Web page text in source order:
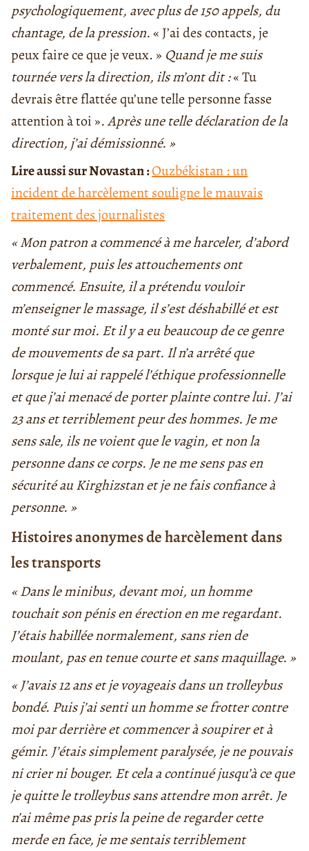
psychologiquement, avec plus de 150 appels, du
chantage, de la pression.« J’ai des contacts, je
peux faire ce que je veux. » Quand je me suis
tournée vers la direction, ils m’ont dit :« Tu
devrais être flattée qu’une telle personne fasse
attention à toi ». Après une telle déclaration de la
direction, j’ai démissionné. »
Lire aussi sur Novastan :Ouzbékistan : un
incident de harcèlement souligne le mauvais
traitement des journalistes
« Mon patron a commencé à me harceler, d’abord
verbalement, puis les attouchements ont
commencé. Ensuite, il a prétendu vouloir
m’enseigner le massage, il s’est déshabillé et est
monté sur moi. Et il y a eu beaucoup de ce genre
de mouvements de sa part. Il n’a arrêté que
lorsque je lui ai rappelé l’éthique professionnelle
et que j’ai menacé de porter plainte contre lui. J’ai
23 ans et terriblement peur des hommes. Je me
sens sale, ils ne voient que le vagin, et non la
personne dans ce corps. Je ne me sens pas en
sécurité au Kirghizstan et je ne fais confiance à
personne. »
Histoires anonymes de harcèlement dans
les transports
« Dans le minibus, devant moi, un homme
touchait son pénis en érection en me regardant.
J’étais habillée normalement, sans rien de
moulant, pas en tenue courte et sans maquillage. »
« J’avais 12 ans et je voyageais dans un trolleybus
bondé. Puis j’ai senti un homme se frotter contre
moi par derrière et commencer à soupirer et à
gémir. J’étais simplement paralysée, je ne pouvais
ni crier ni bouger. Et cela a continué jusqu’à ce que
je quitte le trolleybus sans attendre mon arrêt. Je
n’ai même pas pris la peine de regarder cette
merde en face, je me sentais terriblement